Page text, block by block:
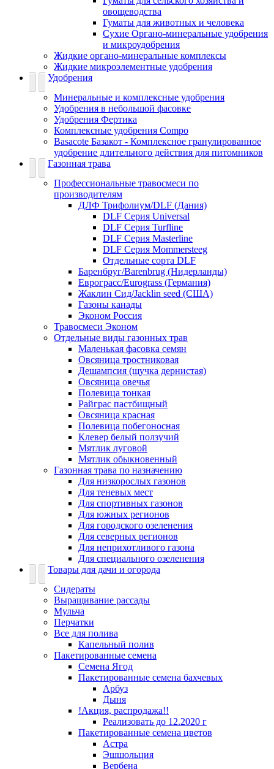
овощеводства
Гуматы для животных и человека
Сухие Органо-минеральные удобрения
и микроудобрения
Жидкие органо-минеральные комплексы
Жидкие микроэлементные удобрения
Удобрения
Минеральные и комплексные удобрения
Удобрения в небольшой фасовке
Удобрения Фертика
Комплексные удобрения Compo
Basacote Базакот - Комплексное гранулированное
удобрение длительного действия для питомников
Газонная трава
Профессиональные травосмеси по
производителям
ДЛФ Трифолиум/DLF (Дания)
DLF Серия Universal
DLF Серия Turfline
DLF Серия Masterline
DLF Серия Mommersteeg
Отдельные сорта DLF
Баренбруг/Barenbrug (Нидерланды)
Еврограсс/Eurograss (Германия)
Жаклин Сид/Jacklin seed (США)
Газоны канады
Эконом Россия
Травосмеси Эконом
Отдельные виды газонных трав
Маленькая фасовка семян
Овсяница тростниковая
Дешампсия (щучка дернистая)
Овсяница овечья
Полевица тонкая
Райграс пастбищный
Овсяница красная
Полевица побегоносная
Клевер белый ползучий
Мятлик луговой
Мятлик обыкновенный
Газонная трава по назначению
Для низкорослых газонов
Для теневых мест
Для спортивных газонов
Для южных регионов
Для городского озеленения
Для северных регионов
Для неприхотливого газона
Для специального озеленения
Товары для дачи и огорода
Сидераты
Выращивание рассады
Мульча
Перчатки
Все для полива
Капельный полив
Пакетированные семена
Семена Ягод
Пакетированные семена бахчевых
Арбуз
Дыня
!Акция, распродажа!!
Реализовать до 12.2020 г
Пакетированные семена цветов
Астра
Эшшольция
Вербена